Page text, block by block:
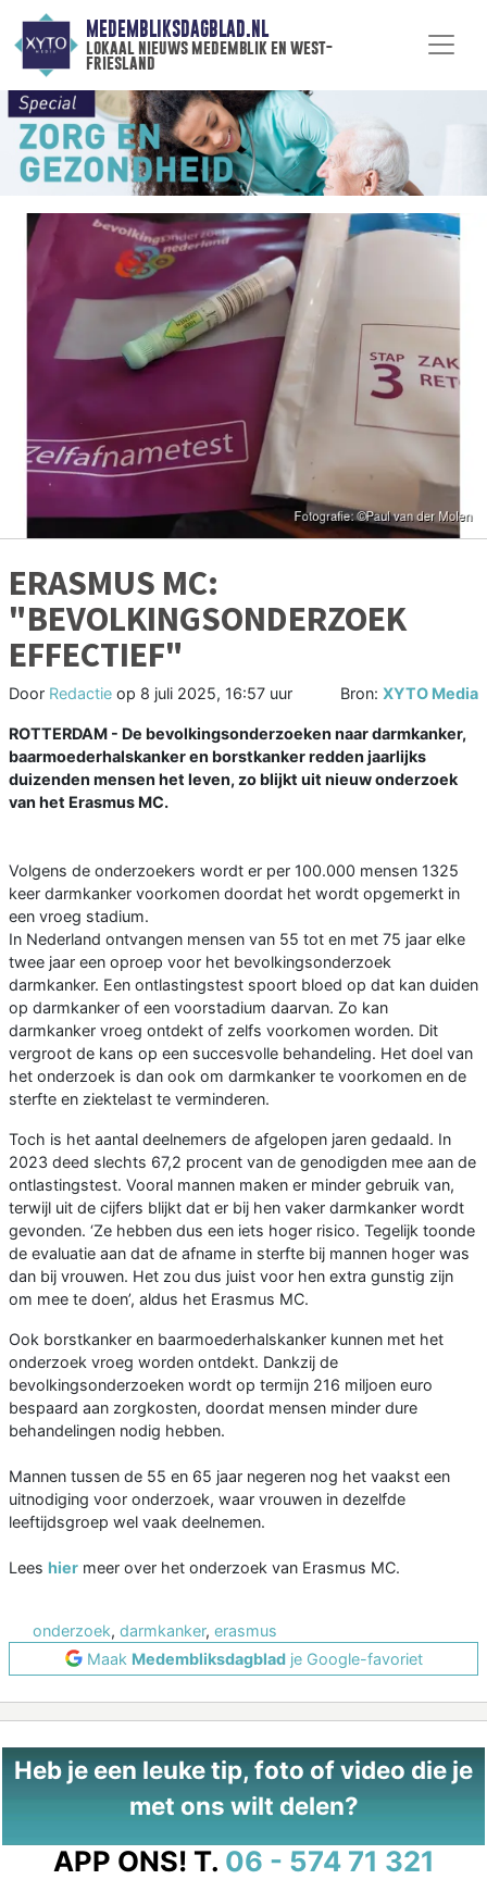
MEDEMBLIKSDAGBLAD.NL
lokaal nieuws medemblik en west-
friesland
ERASMUS MC:
"BEVOLKINGSONDERZOEK
EFFECTIEF"
Door Redactie op 8 juli 2025, 16:57 uur Bron: XYTO Media
ROTTERDAM - De bevolkingsonderzoeken naar darmkanker,
baarmoederhalskanker en borstkanker redden jaarlijks
duizenden mensen het leven, zo blijkt uit nieuw onderzoek
van het Erasmus MC.
Volgens de onderzoekers wordt er per 100.000 mensen 1325
keer darmkanker voorkomen doordat het wordt opgemerkt in
een vroeg stadium.
In Nederland ontvangen mensen van 55 tot en met 75 jaar elke
twee jaar een oproep voor het bevolkingsonderzoek
darmkanker. Een ontlastingstest spoort bloed op dat kan duiden
op darmkanker of een voorstadium daarvan. Zo kan
darmkanker vroeg ontdekt of zelfs voorkomen worden. Dit
vergroot de kans op een succesvolle behandeling. Het doel van
het onderzoek is dan ook om darmkanker te voorkomen en de
sterfte en ziektelast te verminderen.
Toch is het aantal deelnemers de afgelopen jaren gedaald. In
2023 deed slechts 67,2 procent van de genodigden mee aan de
ontlastingstest. Vooral mannen maken er minder gebruik van,
terwijl uit de cijfers blijkt dat er bij hen vaker darmkanker wordt
gevonden. ‘Ze hebben dus een iets hoger risico. Tegelijk toonde
de evaluatie aan dat de afname in sterfte bij mannen hoger was
dan bij vrouwen. Het zou dus juist voor hen extra gunstig zijn
om mee te doen’, aldus het Erasmus MC.
Ook borstkanker en baarmoederhalskanker kunnen met het
onderzoek vroeg worden ontdekt. Dankzij de
bevolkingsonderzoeken wordt op termijn 216 miljoen euro
bespaard aan zorgkosten, doordat mensen minder dure
behandelingen nodig hebben.
Mannen tussen de 55 en 65 jaar negeren nog het vaakst een
uitnodiging voor onderzoek, waar vrouwen in dezelfde
leeftijdsgroep wel vaak deelnemen.
Lees hier meer over het onderzoek van Erasmus MC.
onderzoek, darmkanker, erasmus
Maak Medembliksdagbladje Google-favoriet
Heb je een leuke tip, foto of video die je
met ons wilt delen?
APP ONS! T. 06 - 574 71 321